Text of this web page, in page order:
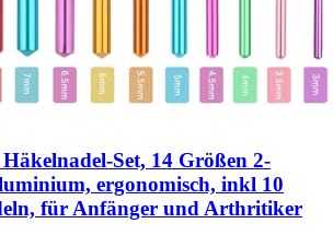
Set, 14 Größen 2-
ergonomisch, inkl 10
für Anfänger und Arthritiker